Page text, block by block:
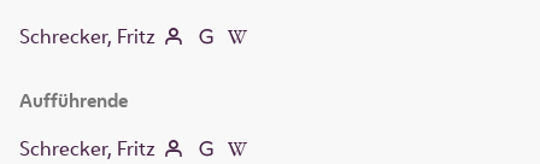
Schrecker, Fritz
Aufführende
Schrecker, Fritz